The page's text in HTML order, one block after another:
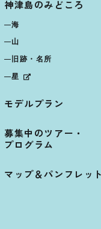
神津島のみどころ
海
山
旧跡・名所
星
モデルプラン
募集中のツアー・
プログラム
マップ＆パンフレット